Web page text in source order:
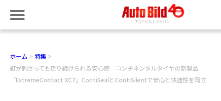
ホーム
特集
釘が刺さっても走り続けられる安心感 コンチネンタルタイヤの新製品
「ExtremeContact XC7」ContiSealとContiSilentで安心と快適性を両立